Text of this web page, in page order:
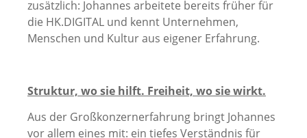
zusätzlich: Johannes arbeitete bereits früher für
die HK.DIGITAL und kennt Unternehmen,
Menschen und Kultur aus eigener Erfahrung.
Struktur, wo sie hilft. Freiheit, wo sie wirkt.
Aus der Großkonzernerfahrung bringt Johannes
vor allem eines mit: ein tiefes Verständnis für